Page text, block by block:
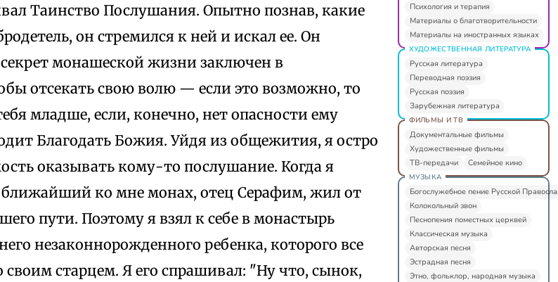
Таинство Послушания. Опытно познав, какие
он стремился к ней и искал ее. Он
секрет монашеской жизни заключен в
отсекать свою волю — если это возможно, то
младше, если, конечно, нет опасности ему
Благодать Божия. Уйдя из общежития, я остро
оказывать кому-то послушание. Когда я
ближайший ко мне монах, отец Серафим, жил от
пути. Поэтому я взял к себе в монастырь
незаконнорожденного ребенка, которого все
своим старцем. Я его спрашивал: "Ну что, сынок,
Психология и терапия
Материалы о благотворительности
Материалы на иностранных языках
ХУДОЖЕСТВЕННАЯ ЛИТЕРАТУРА
Русская литература
Переводная поэзия
Русская поэзия
Зарубежная литература
ФИЛЬМЫ И ТВ
Документальные фильмы
Художественные фильмы
ТВ-передачи
Семейное кино
МУЗЫКА
Богослужебное пение Русской
Колокольный звон
Песнопения поместных церквей
Классическая музыка
Авторская песня
Эстрадная песня
Этно, фольклор, народная музыка